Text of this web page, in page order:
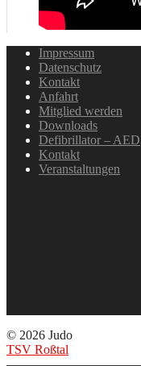
Impressum
Datenschutz
Kontakt
Anfahrt
Mitglied werden
Downloads
Defibrillator – AED
Kontakt
Veranstaltungen
© 2026 Judo
TSV Roßtal